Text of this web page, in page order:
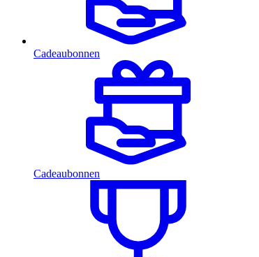
Cadeaubonnen
Cadeaubonnen